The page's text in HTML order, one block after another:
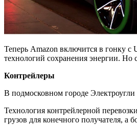
Теперь Amazon включится в гонку
технологий сохранения энергии. Но
Контрейлеры
В подмосковном городе
Технология контрейлерной
грузов для конечного получателя, а